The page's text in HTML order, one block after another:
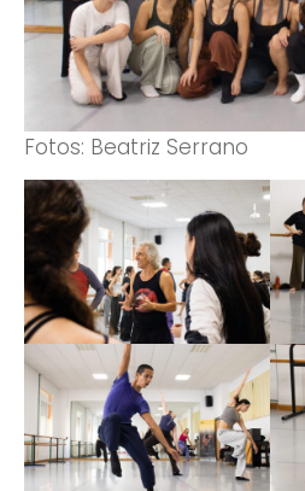
Fotos: Beatriz Serrano